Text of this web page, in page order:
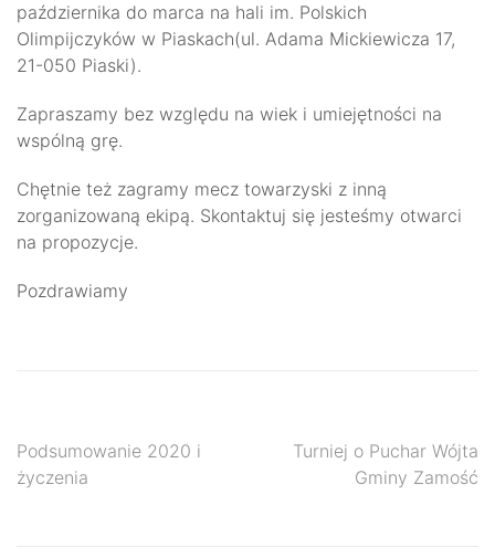
października do marca na hali im. Polskich
Olimpijczyków w Piaskach(ul. Adama Mickiewicza 17,
21-050 Piaski).
Zapraszamy bez względu na wiek i umiejętności na
wspólną grę.
Chętnie też zagramy mecz towarzyski z inną
zorganizowaną ekipą. Skontaktuj się jesteśmy otwarci
na propozycje.
Pozdrawiamy
Nawigacja
wpisu
Podsumowanie 2020 i
życzenia
Turniej o Puchar Wójta
Gminy Zamość